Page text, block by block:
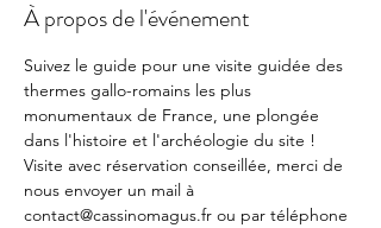
À propos de l'événement
Suivez le guide pour une visite guidée des
thermes gallo-romains les plus
monumentaux de France, une plongée
dans l'histoire et l'archéologie du site !
Visite avec réservation conseillée, merci de
nous envoyer un mail à
contact@cassinomagus.fr ou par téléphone